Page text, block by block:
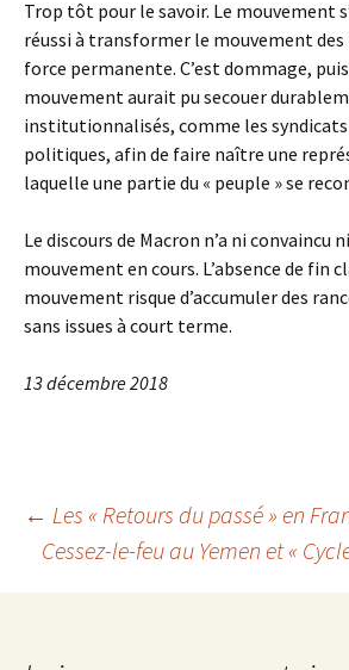
Trop tôt pour le savoir. Le mouvement
réussi à transformer le mouvement des
force permanente. C’est dommage,
mouvement aurait pu secouer
institutionnalisés, comme les
politiques, afin de faire naître une
laquelle une partie du « peuple » se
Le discours de Macron n’a ni convaincu
mouvement en cours. L’absence de fin
mouvement risque d’accumuler des
sans issues à court terme.
13 décembre 2018
Navigation
des
← Les « Retours du passé » en
Cessez-le-feu au Yemen et «